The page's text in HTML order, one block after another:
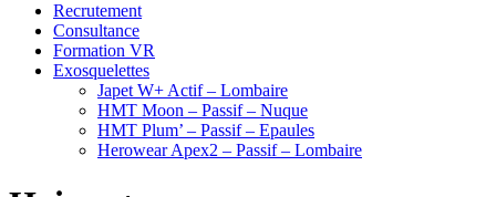
Recrutement
Consultance
Formation VR
Exosquelettes
Japet W+ Actif – Lombaire
HMT Moon – Passif – Nuque
HMT Plum’ – Passif – Epaules
Herowear Apex2 – Passif – Lombaire